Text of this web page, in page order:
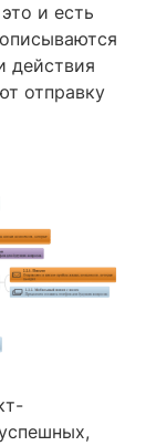
и есть
действия
отправку